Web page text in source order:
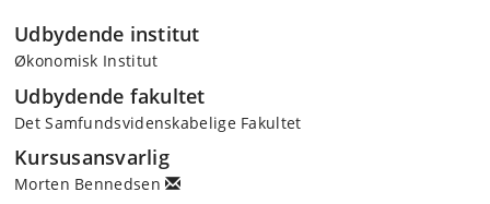
Udbydende institut
Økonomisk Institut
Udbydende fakultet
Det Samfundsvidenskabelige Fakultet
Kursusansvarlig
Morten Bennedsen